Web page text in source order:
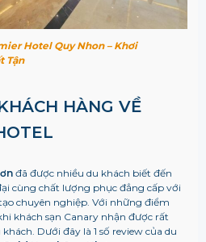
Hotel Quy Nhon – Khơi
Tận
HÀNG VỀ
đã được nhiều du khách biết đến
cùng chất lượng phục đẳng cấp với
chuyên nghiệp. Với những điểm
khách sạn Canary nhận được rất
Dưới đây là 1 số review của du